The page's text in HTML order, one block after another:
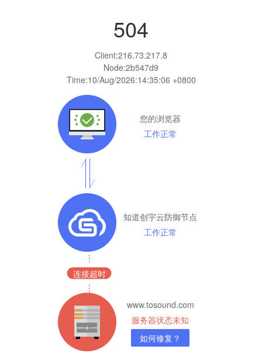
504
Client:216.73.217.8
Node:2b547d9
Time:10/Aug/2026:14:35:06 +0800
您的浏览器
工作正常
知道创宇云防御节点
工作正常
连接超时
www.tosound.com
服务器状态未知
如何修复？